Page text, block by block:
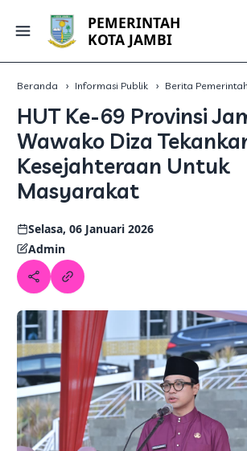
PEMERINTAH
KOTA JAMBI
Beranda Informasi Publik Berita
HUT Ke-69 Provinsi
Wawako Diza
Kesejahteraan Untuk
Masyarakat
Selasa, 06 Januari 2026
Admin